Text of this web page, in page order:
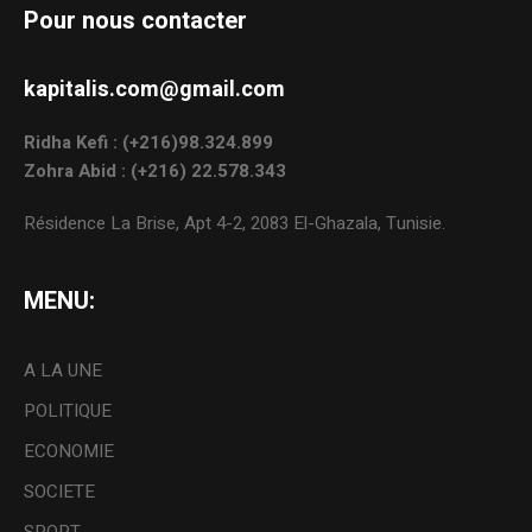
Pour nous contacter
kapitalis.com@gmail.com
Ridha Kefi : (+216)98.324.899
Zohra Abid : (+216) 22.578.343
Résidence La Brise, Apt 4-2, 2083 El-Ghazala, Tunisie.
MENU:
A LA UNE
POLITIQUE
ECONOMIE
SOCIETE